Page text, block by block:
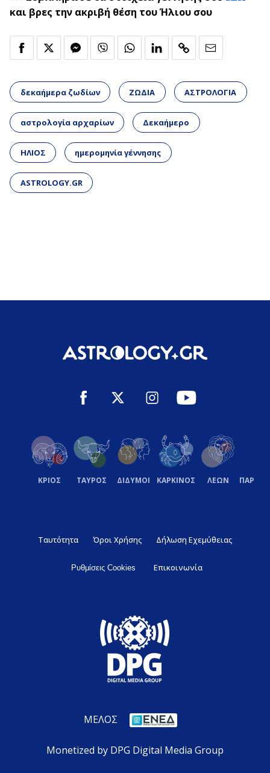
και βρες την ακριβή θέση του Ήλιου σου
δεκαήμερα ζωδίων ΖΩΔΙΑ ΑΣΤΡΟΛΟΓΙΑ
αστρολογία αρχαρίων Δεκαήμερο
ΗΛΙΟΣ ημερομηνία γέννησης
ASTROLOGY.GR
ΚΡΙΟΣ ΤΑΥΡΟΣ ΔΙΔΥΜΟΙ ΚΑΡΚΙΝΟΣ ΛΕΩΝ
Ταυτότητα Όροι Χρήσης Δήλωση Εχεμύθειας
Ρυθμίσεις Cookies Επικοινωνία
ΜΕΛΟΣ
Monetized by DPG Digital Media Group